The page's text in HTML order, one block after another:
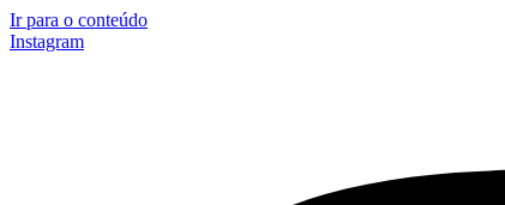
Ir para o conteúdo
Instagram